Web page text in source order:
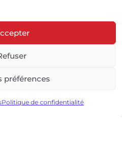
préférences
Politique de confidentialité
Haut-Brion |
de confidentialité
CGV
POUR LA SANTÉ, À